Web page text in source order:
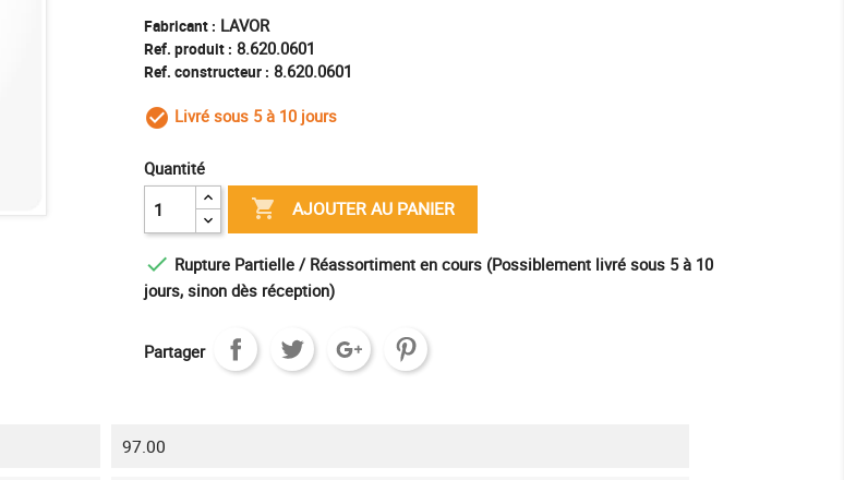
Fabricant : LAVOR
Ref. produit : 8.620.0601
Ref. constructeur : 8.620.0601
check_circle_outline
Livré sous 5 à 10 jours
Quantité
 AJOUTER AU PANIER
 Rupture Partielle / Réassortiment en cours (Possiblement livré sous 5 à 10
jours, sinon dès réception)
Partager
97.00